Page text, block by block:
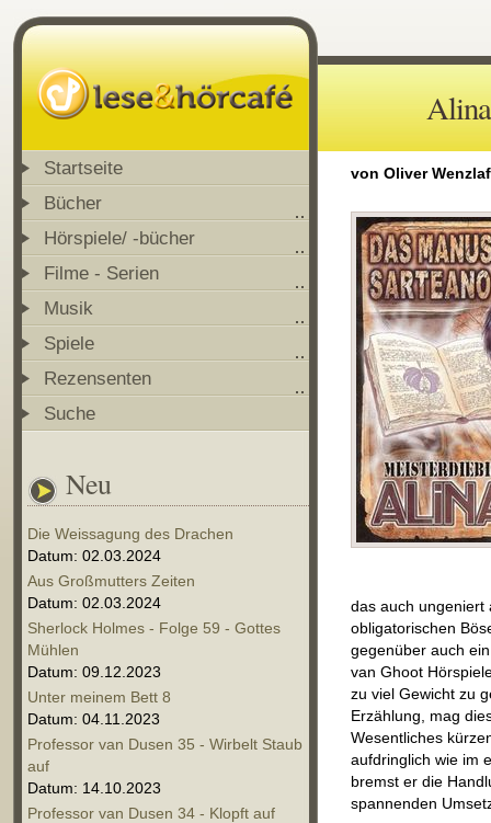
Startseite
Bücher
Hörspiele/ -bücher
Filme - Serien
Musik
Spiele
Rezensenten
Suche
Neu
Die Weissagung des Drachen
Datum: 02.03.2024
Aus Großmutters Zeiten
Datum: 02.03.2024
Sherlock Holmes - Folge 59 - Gottes
Mühlen
Datum: 09.12.2023
Unter meinem Bett 8
Datum: 04.11.2023
Professor van Dusen 35 - Wirbelt Staub
auf
Datum: 14.10.2023
Professor van Dusen 34 - Klopft auf
von Oliver
das auch ungeniert
obligatorischen
gegenüber auch
van Ghoot
zu viel Gewicht zu
Erzählung, mag
Wesentliches
aufdringlich wie im
bremst er die
spannenden